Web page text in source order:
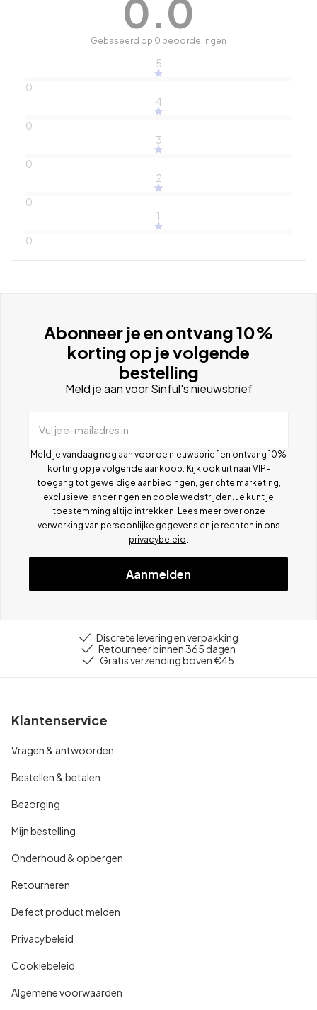
0.0
Gebaseerd op 0 beoordelingen
5
0
4
0
3
0
2
0
1
0
Abonneer je en ontvang 10%
korting op je volgende
bestelling
Meld je aan voor Sinful's nieuwsbrief
Vul je e-mailadres in
Meld je vandaag nog aan voor de nieuwsbrief en ontvang 10%
korting op je volgende aankoop. Kijk ook uit naar VIP-
toegang tot geweldige aanbiedingen, gerichte marketing,
exclusieve lanceringen en coole wedstrijden. Je kunt je
toestemming altijd intrekken. Lees meer over onze
verwerking van persoonlijke gegevens en je rechten in ons
privacybeleid
Aanmelden
Discrete levering en verpakking
Retourneer binnen 365 dagen
Gratis verzending boven €45
Klantenservice
Vragen & antwoorden
Bestellen & betalen
Bezorging
Mijn bestelling
Onderhoud & opbergen
Retourneren
Defect product melden
Privacybeleid
Cookiebeleid
Algemene voorwaarden